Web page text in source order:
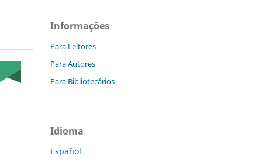
Informações
Para Leitores
Para Autores
Para Bibliotecários
Idioma
Español